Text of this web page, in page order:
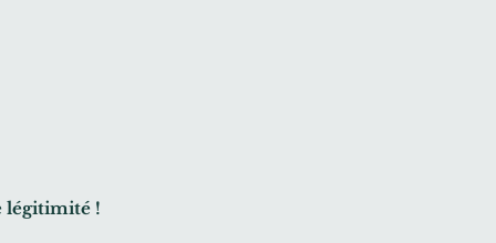
légitimité !